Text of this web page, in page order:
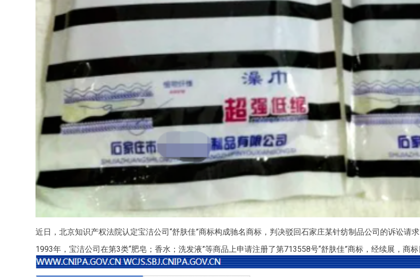
近日，北京知识产权法院认定宝洁公司“舒肤佳”商标构成驰名商标，判决驳回石家庄某针纺制品公司的诉讼请求
1993年，宝洁公司在第3类“肥皂；香水；洗发液”等商品上申请注册了第713558号“舒肤佳”商标，经续展，商标